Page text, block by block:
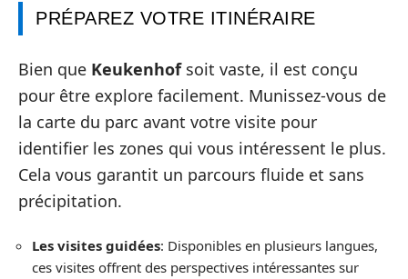
PRÉPAREZ VOTRE ITINÉRAIRE
Bien que Keukenhofsoit vaste, il est conçu
pour être explore facilement. Munissez-vous de
la carte du parc avant votre visite pour
identifier les zones qui vous intéressent le plus.
Cela vous garantit un parcours fluide et sans
précipitation.
Les visites guidées: Disponibles en plusieurs langues,
ces visites offrent des perspectives intéressantes sur